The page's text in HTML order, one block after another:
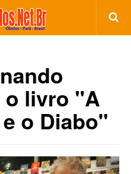
o livro "A
o Diabo"
Next